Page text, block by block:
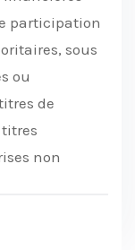
participation
sous
ou
de
non